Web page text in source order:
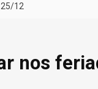
25/12
nos